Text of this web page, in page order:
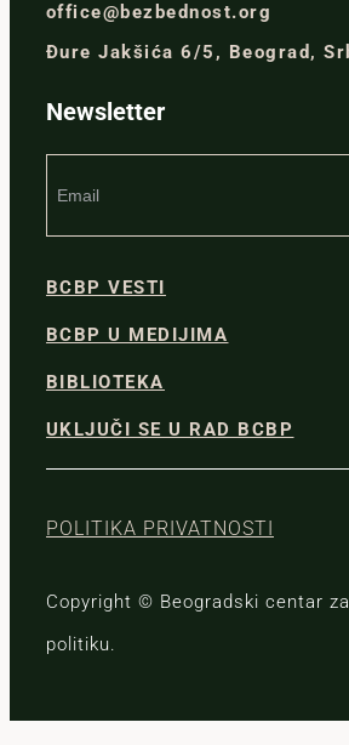
office@bezbednost.org
Đure Jakšića 6/5, Beograd,
Newsletter
BCBP VESTI
BCBP U MEDIJIMA
BIBLIOTEKA
UKLJUČI SE U RAD BCBP
POLITIKA PRIVATNOSTI
Copyright © Beogradski centar
politiku.